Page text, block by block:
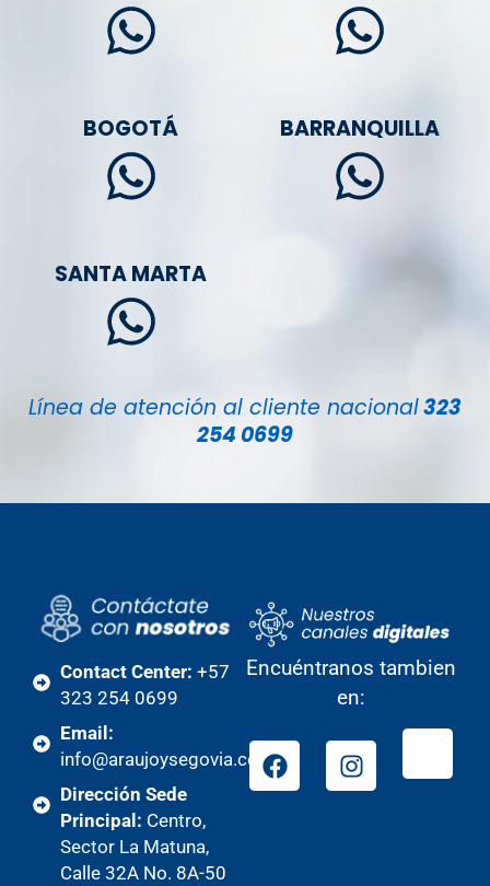
BOGOTÁ BARRANQUILLA
SANTA MARTA
Línea de atención al cliente nacional323
254 0699
Contact Center: +57
323 254 0699
Email:
info@araujoysegovia.com
Dirección Sede
Principal: Centro,
Sector La Matuna,
Calle 32A No. 8A-50
Encuéntranos tambien
en: